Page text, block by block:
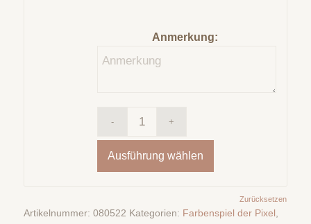
Zurücksetzen
Anmerkung:
Ausführung wählen
Artikelnummer: 080522 Kategorien: Farbenspiel der Pixel,